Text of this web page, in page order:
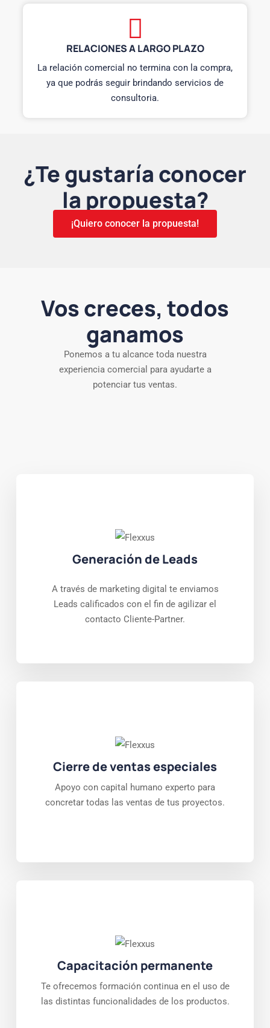
RELACIONES A LARGO PLAZO
La relación comercial no termina con la compra,
ya que podrás seguir brindando servicios de
consultoria.
¿Te gustaría conocer
la propuesta?
¡Quiero conocer la propuesta!
Vos creces, todos
ganamos
Ponemos a tu alcance toda nuestra
experiencia comercial para ayudarte a
potenciar tus ventas.
Generación de Leads
A través de marketing digital te enviamos
Leads calificados con el fin de agilizar el
contacto Cliente-Partner.
Cierre de ventas especiales
Apoyo con capital humano experto para
concretar todas las ventas de tus proyectos.
Capacitación permanente
Te ofrecemos formación continua en el uso de
las distintas funcionalidades de los productos.